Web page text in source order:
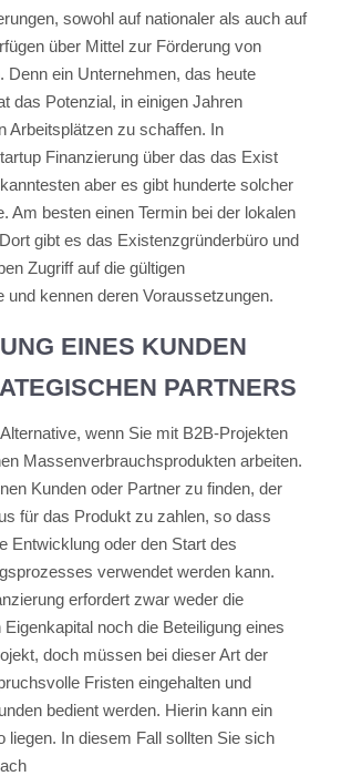
sowohl auf nationaler als auch auf
über Mittel zur Förderung von
Denn ein Unternehmen, das heute
das Potenzial, in einigen Jahren
Arbeitsplätzen zu schaffen. In
Finanzierung über das das Exist
aber es gibt hunderte solcher
Am besten einen Termin bei der lokalen
gibt es das Existenzgründerbüro und
Zugriff auf die gültigen
und kennen deren Voraussetzungen.
EINES KUNDEN
PARTNERS
wenn Sie mit B2B-Projekten
Massenverbrauchsprodukten arbeiten.
Kunden oder Partner zu finden, der
für das Produkt zu zahlen, so dass
Entwicklung oder den Start des
verwendet werden kann.
erfordert zwar weder die
noch die Beteiligung eines
doch müssen bei dieser Art der
Fristen eingehalten und
bedient werden. Hierin kann ein
liegen. In diesem Fall sollten Sie sich